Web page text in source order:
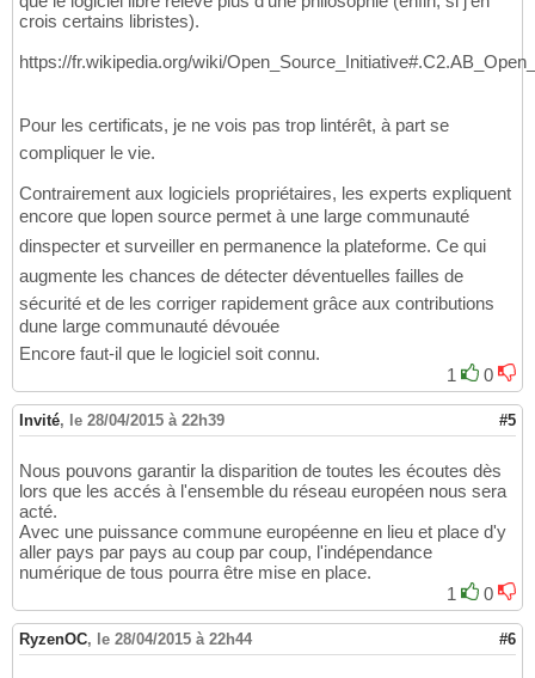
crois certains libristes).
https://fr.wikipedia.org/wiki/
Pour les certificats, je ne vois pas trop lintérêt, à part se
compliquer le vie.
Contrairement aux logiciels propriétaires, les experts expliquent
encore que lopen source permet à une large communauté
dinspecter et surveiller en permanence la plateforme. Ce qui
augmente les chances de détecter déventuelles failles de
sécurité et de les corriger rapidement grâce aux contributions
dune large communauté dévouée
Encore faut-il que le logiciel soit connu.
1
0
Invité, le 28/04/2015 à 22h39 #5
Nous pouvons garantir la disparition de toutes les écoutes dès
lors que les accés à l'ensemble du réseau européen nous sera
acté.
Avec une puissance commune européenne en lieu et place d'y
aller pays par pays au coup par coup, l'indépendance
numérique de tous pourra être mise en place.
1
0
RyzenOC, le 28/04/2015 à 22h44 #6